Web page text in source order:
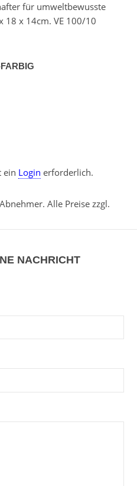
für umweltbewusste
18 x 14cm. VE 100/10
ein Login erforderlich.
Alle Preise zzgl.
NACHRICHT